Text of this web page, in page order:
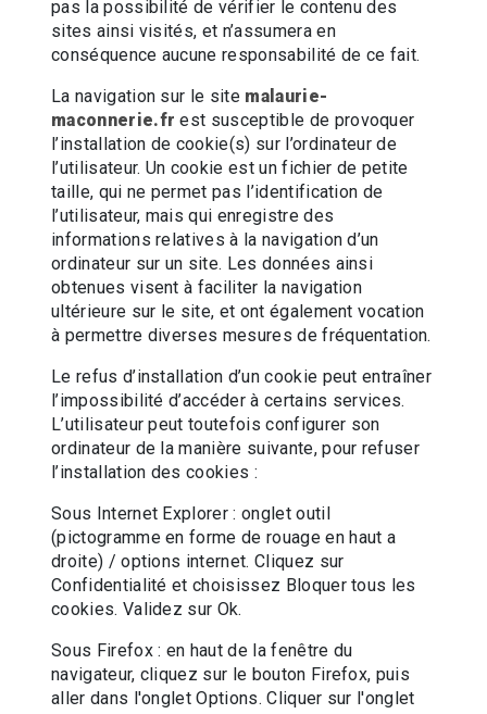
pas la possibilité de vérifier le contenu des
sites ainsi visités, et n’assumera en
conséquence aucune responsabilité de ce fait.
La navigation sur le site malaurie-
maconnerie.fr est susceptible de provoquer
l’installation de cookie(s) sur l’ordinateur de
l’utilisateur. Un cookie est un fichier de petite
taille, qui ne permet pas l’identification de
l’utilisateur, mais qui enregistre des
informations relatives à la navigation d’un
ordinateur sur un site. Les données ainsi
obtenues visent à faciliter la navigation
ultérieure sur le site, et ont également vocation
à permettre diverses mesures de fréquentation.
Le refus d’installation d’un cookie peut entraîner
l’impossibilité d’accéder à certains services.
L’utilisateur peut toutefois configurer son
ordinateur de la manière suivante, pour refuser
l’installation des cookies :
Sous Internet Explorer : onglet outil
(pictogramme en forme de rouage en haut a
droite) / options internet. Cliquez sur
Confidentialité et choisissez Bloquer tous les
cookies. Validez sur Ok.
Sous Firefox : en haut de la fenêtre du
navigateur, cliquez sur le bouton Firefox, puis
aller dans l'onglet Options. Cliquer sur l'onglet